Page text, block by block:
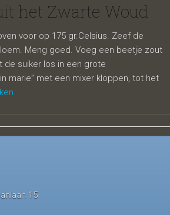
het Zwarte Woud
voor op 175 gr.Celsius. Zeef de
Meng goed. Voeg een beetje zout
de suiker los in een grote
marie” met een mixer kloppen, tot het
15